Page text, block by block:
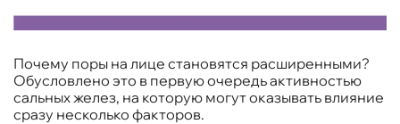
Почему поры на лице становятся расширенными?
Обусловлено это в первую очередь активностью
сальных желез, на которую могут оказывать влияние
сразу несколько факторов.